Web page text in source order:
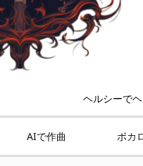
ヘルシーで
AIで作曲 ボカ